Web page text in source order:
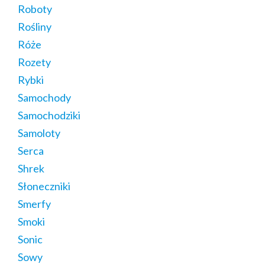
Roboty
Rośliny
Róże
Rozety
Rybki
Samochody
Samochodziki
Samoloty
Serca
Shrek
Słoneczniki
Smerfy
Smoki
Sonic
Sowy